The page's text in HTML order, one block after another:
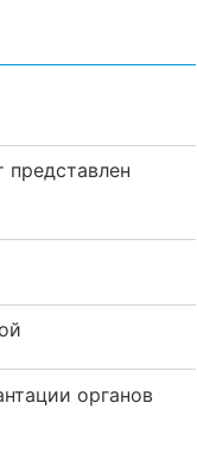
представлен
органов